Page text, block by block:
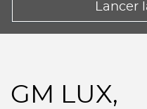
Lancer
GM LUX,